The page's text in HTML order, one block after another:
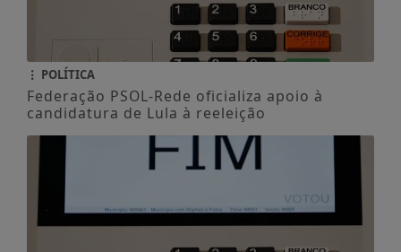
POLÍTICA
Federação PSOL-Rede oficializa apoio à
candidatura de Lula à reeleição